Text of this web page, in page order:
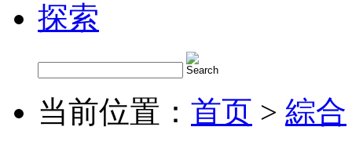
探索
当前位置： 首页 > 綜合